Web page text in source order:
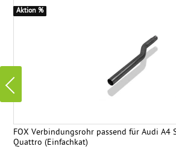
FOX Verbindungsrohr passend für Audi A4
Quattro (Einfachkat)
Aktion %